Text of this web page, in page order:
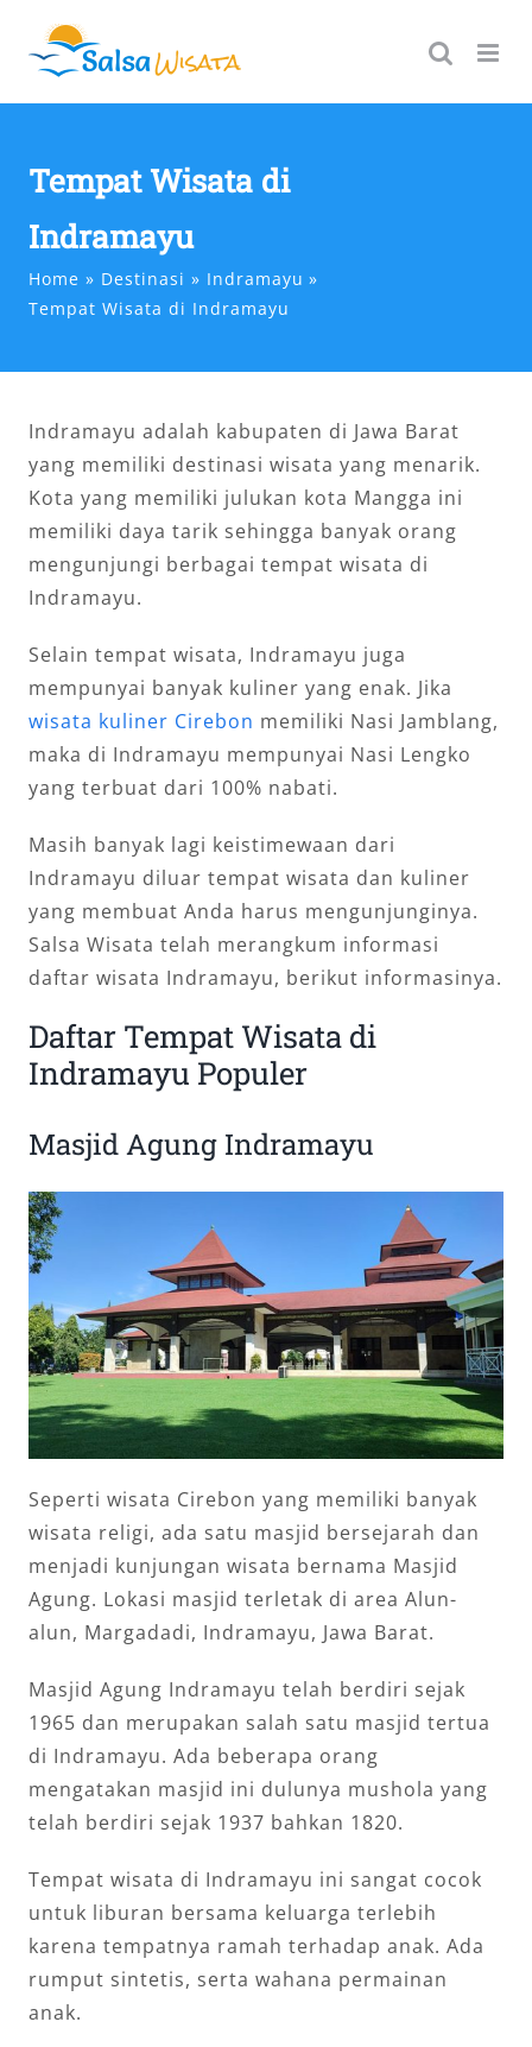
content
Tempat Wisata di
Indramayu
Home Destinasi
Indramayu
Tempat Wisata di Indramayu
Indramayu adalah kabupaten di Jawa Barat
yang memiliki destinasi wisata yang menarik.
Kota yang memiliki julukan kota Mangga ini
memiliki daya tarik sehingga banyak orang
mengunjungi berbagai tempat wisata di
Indramayu.
Selain tempat wisata, Indramayu juga
mempunyai banyak kuliner yang enak. Jika
wisata kuliner Cirebon memiliki Nasi Jamblang,
maka di Indramayu mempunyai Nasi Lengko
yang terbuat dari 100% nabati.
Masih banyak lagi keistimewaan dari
Indramayu diluar tempat wisata dan kuliner
yang membuat Anda harus mengunjunginya.
Salsa Wisata telah merangkum informasi
daftar wisata Indramayu, berikut informasinya.
Daftar Tempat Wisata di
Indramayu Populer
Masjid Agung Indramayu
Seperti wisata Cirebon yang memiliki banyak
wisata religi, ada satu masjid bersejarah dan
menjadi kunjungan wisata bernama Masjid
Agung. Lokasi masjid terletak di area Alun-
alun, Margadadi, Indramayu, Jawa Barat.
Masjid Agung Indramayu telah berdiri sejak
1965 dan merupakan salah satu masjid tertua
di Indramayu. Ada beberapa orang
mengatakan masjid ini dulunya mushola yang
telah berdiri sejak 1937 bahkan 1820.
Tempat wisata di Indramayu ini sangat cocok
untuk liburan bersama keluarga terlebih
karena tempatnya ramah terhadap anak. Ada
rumput sintetis, serta wahana permainan
anak.